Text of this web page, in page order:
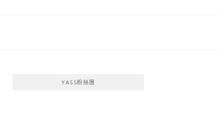
YASS粉絲團